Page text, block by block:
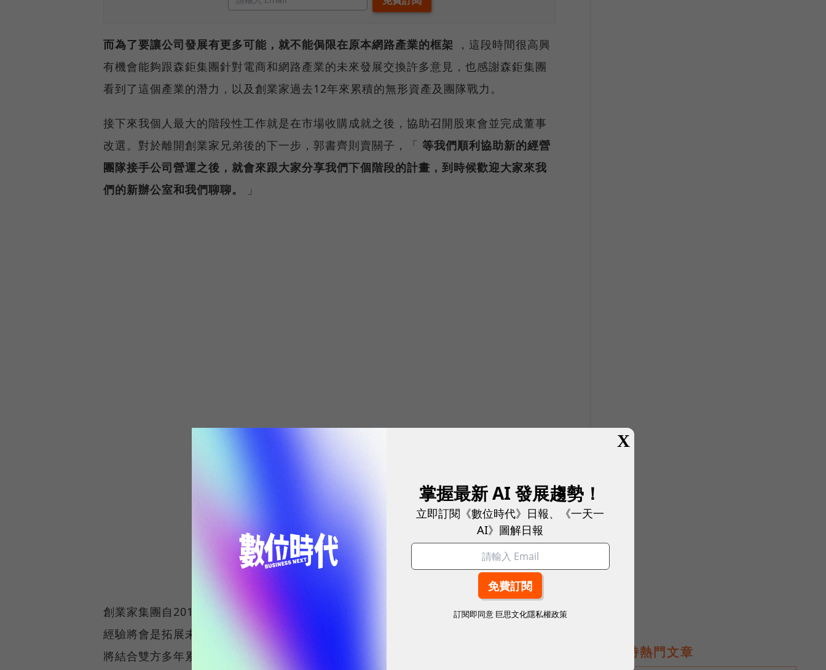
而為了要讓公司發展有更多可能，就不能侷限在原本網路產業的框架 ，這段時間很高興
有機會能夠跟森鉅集團針對電商和網路產業的未來發展交換許多意見，也感謝森鉅集團
看到了這個產業的潛力，以及創業家過去12年來累積的無形資產及團隊戰力。
接下來我個人最大的階段性工作就是在市場收購成就之後，協助召開股東會並完成董事
改選。對於離開創業家兄弟後的下一步，郭書齊則賣關子，「 等我們順利協助新的經營
團隊接手公司營運之後，就會來跟大家分享我們下個階段的計畫，到時候歡迎大家來我
們的新辦公室和我們聊聊。
」
創業家集團自2012年成立，已累積12年的消費數據與網路技術，過去累積的數據資料與
經驗將會是拓展未來營運的基礎，隨著數位轉型趨勢來臨，森鉅科技集團與創業家集團
將結合雙方多年累積之實踐經驗，同時運用跨產業的整合優勢，奠定未來多角化的經營
即時熱門文章
X
掌握最新 AI 發展趨勢！
立即訂閱《數位時代》日報、《一天一
AI》圖解日報
訂閱即同意 巨思文化隱私權政策